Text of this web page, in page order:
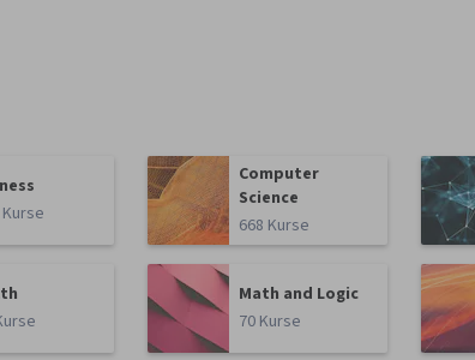
Computer
Science
668 Kurse
Math and Logic
70 Kurse